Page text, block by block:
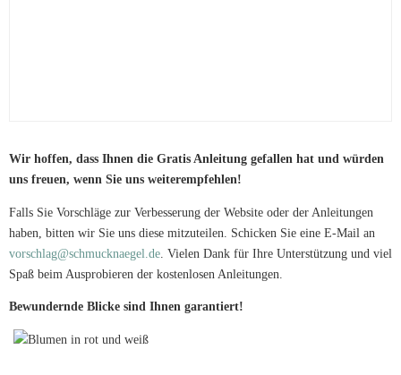
Wir hoffen, dass Ihnen die Gratis Anleitung gefallen hat und würden
uns freuen, wenn Sie uns weiterempfehlen!
Falls Sie Vorschläge zur Verbesserung der Website oder der Anleitungen
haben, bitten wir Sie uns diese mitzuteilen. Schicken Sie eine E-Mail an
vorschlag@schmucknaegel.de . Vielen Dank für Ihre Unterstützung und viel
Spaß beim Ausprobieren der kostenlosen Anleitungen.
Bewundernde Blicke sind Ihnen garantiert!